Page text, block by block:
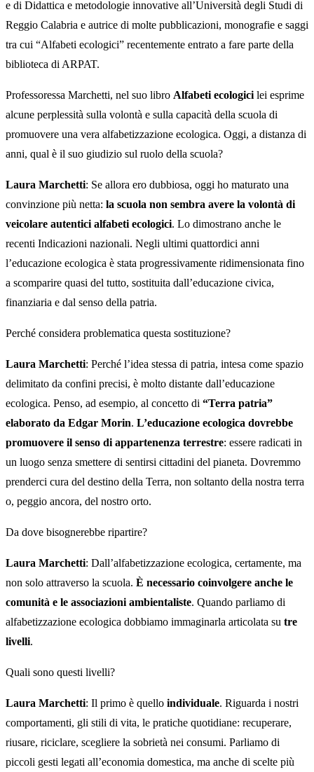
e di Didattica e metodologie innovative all’Università degli Studi di
Reggio Calabria e autrice di molte pubblicazioni, monografie e saggi
tra cui “Alfabeti ecologici” recentemente entrato a fare parte della
biblioteca di ARPAT.
Professoressa Marchetti, nel suo libro Alfabeti ecologici lei esprime
alcune perplessità sulla volontà e sulla capacità della scuola di
promuovere una vera alfabetizzazione ecologica. Oggi, a distanza di
anni, qual è il suo giudizio sul ruolo della scuola?
Laura Marchetti: Se allora ero dubbiosa, oggi ho maturato una
convinzione più netta: la scuola non sembra avere la volontà di
veicolare autentici alfabeti ecologici. Lo dimostrano anche le
recenti Indicazioni nazionali. Negli ultimi quattordici anni
l’educazione ecologica è stata progressivamente ridimensionata fino
a scomparire quasi del tutto, sostituita dall’educazione civica,
finanziaria e dal senso della patria.
Perché considera problematica questa sostituzione?
Laura Marchetti: Perché l’idea stessa di patria, intesa come spazio
delimitato da confini precisi, è molto distante dall’educazione
ecologica. Penso, ad esempio, al concetto di “Terra patria”
elaborato da Edgar Morin. L’educazione ecologica dovrebbe
promuovere il senso di appartenenza terrestre: essere radicati in
un luogo senza smettere di sentirsi cittadini del pianeta. Dovremmo
prenderci cura del destino della Terra, non soltanto della nostra terra
o, peggio ancora, del nostro orto.
Da dove bisognerebbe ripartire?
Laura Marchetti: Dall’alfabetizzazione ecologica, certamente, ma
non solo attraverso la scuola. È necessario coinvolgere anche le
comunità e le associazioni ambientaliste. Quando parliamo di
alfabetizzazione ecologica dobbiamo immaginarla articolata su tre
livelli.
Quali sono questi livelli?
Laura Marchetti: Il primo è quello individuale. Riguarda i nostri
comportamenti, gli stili di vita, le pratiche quotidiane: recuperare,
riusare, riciclare, scegliere la sobrietà nei consumi. Parliamo di
piccoli gesti legati all’economia domestica, ma anche di scelte più